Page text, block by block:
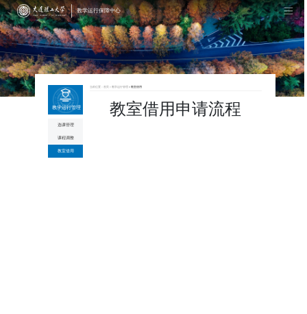
教学运行保障中心
教学运行管理
选课管理
课程调整
教室借用
当前位置： 首页 ＞教学运行管理 ＞教室借用
教室借用申请流程